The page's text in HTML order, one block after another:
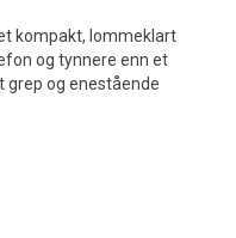
kompakt, lommeklart
og tynnere enn et
grep og enestående